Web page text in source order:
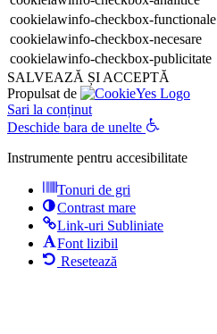
cookielawinfo-checkbox-functionale
cookielawinfo-checkbox-necesare
cookielawinfo-checkbox-publicitate
SALVEAZĂ ȘI ACCEPTĂ
Propulsat de
Sari la conținut
Deschide bara de unelte
Instrumente pentru accesibilitate
Tonuri de gri
Contrast mare
Link-uri Subliniate
Font lizibil
Resetează